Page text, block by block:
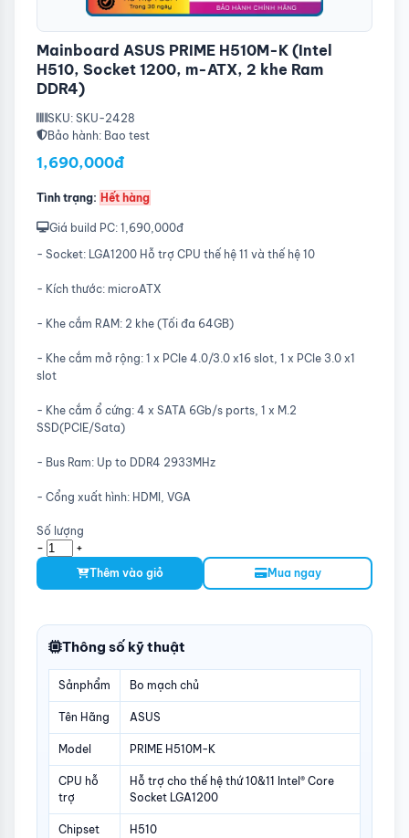
Mainboard ASUS PRIME H510M-K (Intel
H510, Socket 1200, m-ATX, 2 khe Ram
DDR4)
SKU: SKU-2428
Bảo hành: Bao test
1,690,000đ
Tình trạng: Hết hàng
Giá build PC: 1,690,000đ
- Socket: LGA1200 Hỗ trợ CPU thế hệ 11 và thế hệ 10
- Kích thước: microATX
- Khe cắm RAM: 2 khe (Tối đa 64GB)
- Khe cắm mở rộng: 1 x PCIe 4.0/3.0 x16 slot, 1 x PCIe 3.0 x1
slot
- Khe cắm ổ cứng: 4 x SATA 6Gb/s ports, 1 x M.2
SSD(PCIE/Sata)
- Bus Ram: Up to DDR4 2933MHz
- Cổng xuất hình: HDMI, VGA
Số lượng
- +
Thêm vào giỏ Mua ngay
Thông số kỹ thuật
Sảnphẩm Bo mạch chủ
Tên Hãng ASUS
Model PRIME H510M-K
CPU hỗ
trợ
Hỗ trợ cho thế hệ thứ 10&11 Intel® Core
Socket LGA1200
Chipset H510